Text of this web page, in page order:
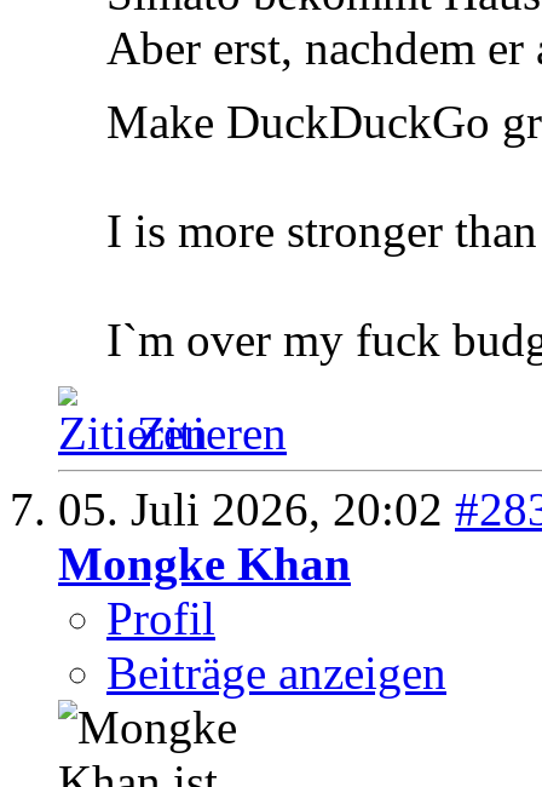
Aber erst, nachdem
Make DuckDuckGo
I is more stronger
I`m over my fuck
Zitieren
05. Juli 2026, 20:02
Mongke Khan
Profil
Beiträge anzeigen